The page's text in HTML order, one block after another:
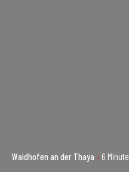
Waidhofen an der Thaya 6